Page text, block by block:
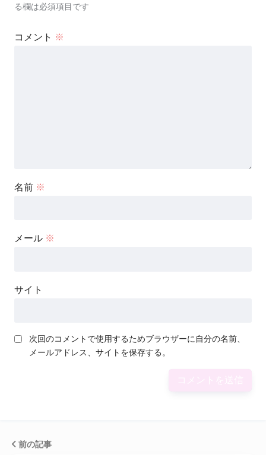
る欄は必須項目です
コメント ※
名前 ※
メール ※
サイト
次回のコメントで使用するためブラウザーに自分の名前、
メールアドレス、サイトを保存する。
前の記事